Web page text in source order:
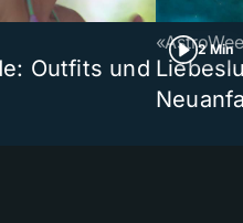
Outfits und
2 Min